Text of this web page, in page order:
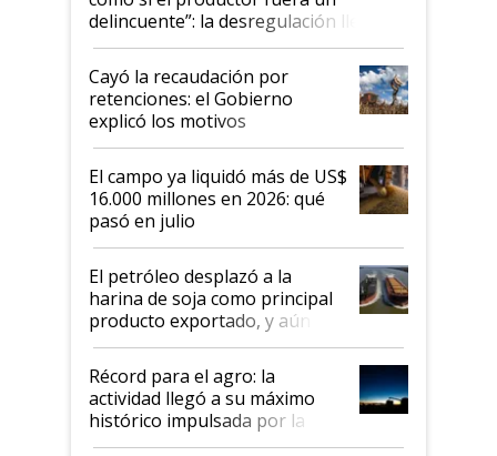
delincuente”: la desregulación llegó
al Congreso Aapresid y hasta se
habló del financiamiento al IPCVA
Cayó la recaudación por
retenciones: el Gobierno
explicó los motivos
El campo ya liquidó más de US$
16.000 millones en 2026: qué
pasó en julio
El petróleo desplazó a la
harina de soja como principal
producto exportado, y aún así
el agro aportó casi seis de cada
diez dólares y sostuvo el
liderazgo en un semestre
récord
Récord para el agro: la
actividad llegó a su máximo
histórico impulsada por la
cosecha y las exportaciones